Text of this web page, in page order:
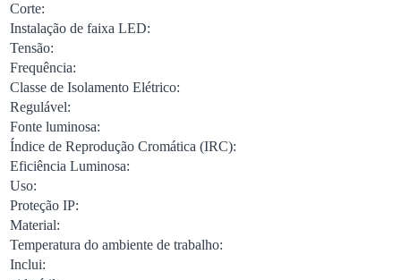
Corte:
Instalação de faixa LED:
Tensão:
Frequência:
Classe de Isolamento Elétrico:
Regulável:
Fonte luminosa:
Índice de Reprodução Cromática (IRC):
Eficiência Luminosa:
Uso:
Proteção IP:
Material:
Temperatura do ambiente de trabalho:
Inclui: